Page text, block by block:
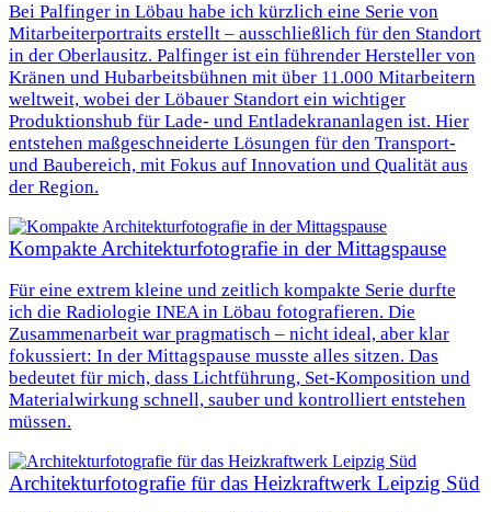
Bei Palfinger in Löbau habe ich kürzlich eine Serie von
Mitarbeiterportraits erstellt – ausschließlich für den Standort
in der Oberlausitz. Palfinger ist ein führender Hersteller von
Kränen und Hubarbeitsbühnen mit über 11.000 Mitarbeitern
weltweit, wobei der Löbauer Standort ein wichtiger
Produktionshub für Lade- und Entladekrananlagen ist. Hier
entstehen maßgeschneiderte Lösungen für den Transport-
und Baubereich, mit Fokus auf Innovation und Qualität aus
der Region.
Kompakte Architekturfotografie in der Mittagspause
Für eine extrem kleine und zeitlich kompakte Serie durfte
ich die Radiologie INEA in Löbau fotografieren. Die
Zusammenarbeit war pragmatisch – nicht ideal, aber klar
fokussiert: In der Mittagspause musste alles sitzen. Das
bedeutet für mich, dass Lichtführung, Set-Komposition und
Materialwirkung schnell, sauber und kontrolliert entstehen
müssen.
Architekturfotografie für das Heizkraftwerk Leipzig Süd